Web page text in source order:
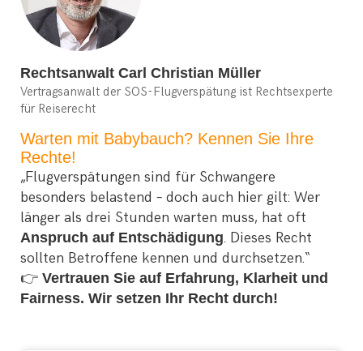
Rechtsanwalt Carl Christian Müller
Vertragsanwalt der SOS-Flugverspätung ist Rechtsexperte
für Reiserecht
Warten mit Babybauch? Kennen Sie Ihre
Rechte!
„Flugverspätungen sind für Schwangere
besonders belastend – doch auch hier gilt: Wer
länger als drei Stunden warten muss, hat oft
Anspruch auf Entschädigung. Dieses Recht
sollten Betroffene kennen und durchsetzen.“
👉 Vertrauen Sie auf Erfahrung, Klarheit und
Fairness. Wir setzen Ihr Recht durch!